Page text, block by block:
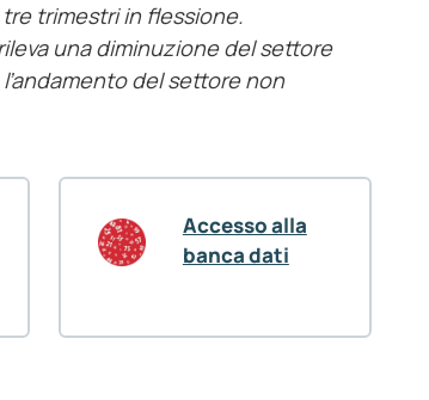
trimestri in flessione.
una diminuzione del settore
del settore non
Accesso alla
banca dati